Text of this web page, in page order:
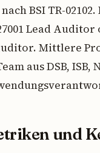
BSI TR-
Lead Auditor
Mittlere
aus DSB, ISB,
und